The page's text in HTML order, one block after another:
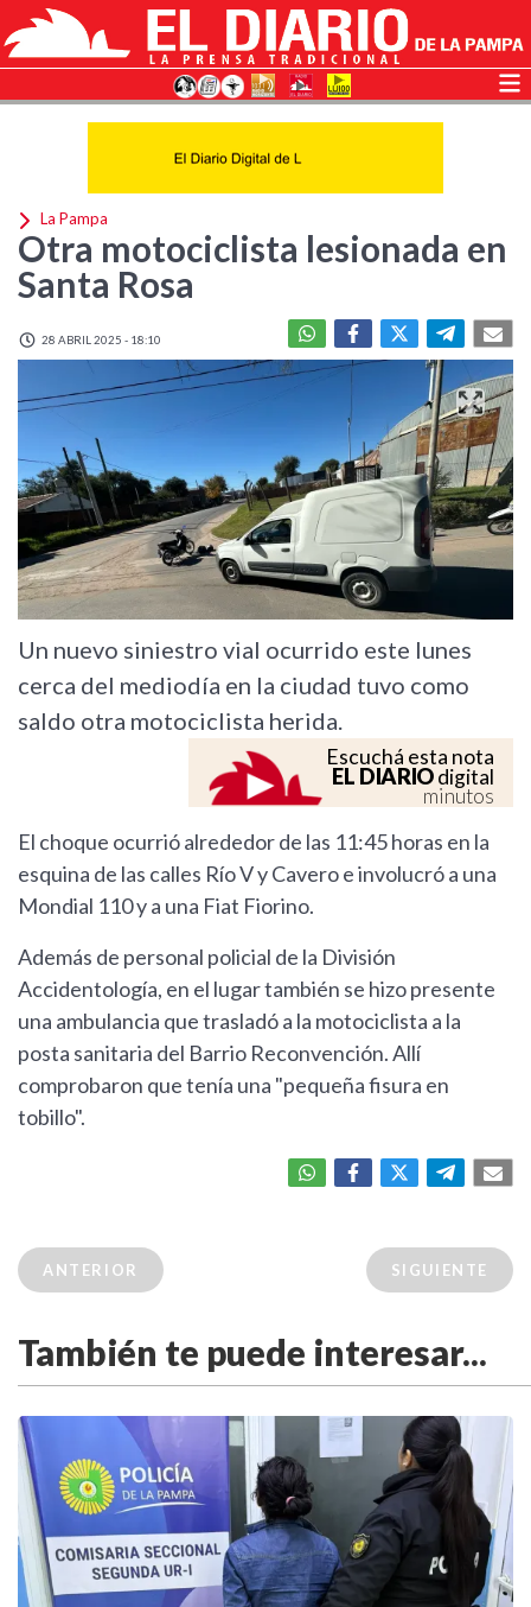
La Pampa
Otra motociclista lesionada en
Santa Rosa
28 ABRIL 2025 - 18:10
Un nuevo siniestro vial ocurrido este lunes
cerca del mediodía en la ciudad tuvo como
saldo otra motociclista herida.
Escuchá esta nota
EL DIARIOdigital
minutos
El choque ocurrió alrededor de las 11:45 horas en la
esquina de las calles Río V y Cavero e involucró a una
Mondial 110 y a una Fiat Fiorino.
Además de personal policial de la División
Accidentología, en el lugar también se hizo presente
una ambulancia que trasladó a la motociclista a la
posta sanitaria del Barrio Reconvención. Allí
comprobaron que tenía una "pequeña fisura en
tobillo".
ANTERIOR SIGUIENTE
También te puede interesar...